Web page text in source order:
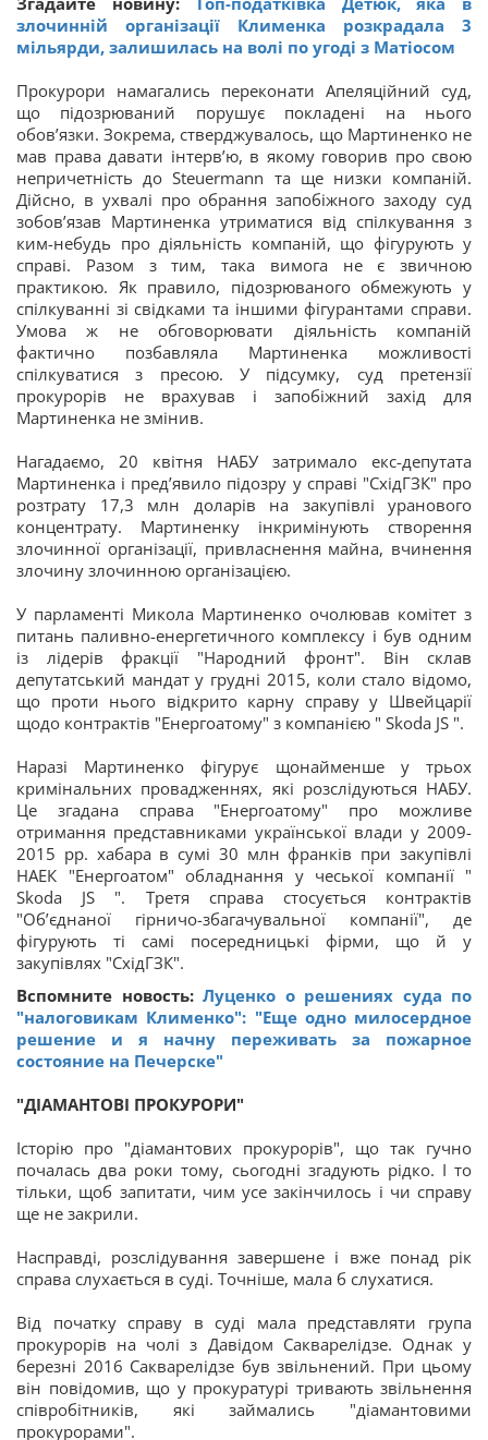
злочинній організації Клименка розкрадала 3
мільярди, залишилась на волі по угоді з Матіосом
Прокурори намагались переконати Апеляційний суд,
що підозрюваний порушує покладені на нього
обов’язки. Зокрема, стверджувалось, що Мартиненко не
мав права давати інтерв’ю, в якому говорив про свою
непричетність до Steuermann та ще низки компаній.
Дійсно, в ухвалі про обрання запобіжного заходу суд
зобов’язав Мартиненка утриматися від спілкування з
ким-небудь про діяльність компаній, що фігурують у
справі. Разом з тим, така вимога не є звичною
практикою. Як правило, підозрюваного обмежують у
спілкуванні зі свідками та іншими фігурантами справи.
Умова ж не обговорювати діяльність компаній
фактично позбавляла Мартиненка можливості
спілкуватися з пресою. У підсумку, суд претензії
прокурорів не врахував і запобіжний захід для
Мартиненка не змінив.
Нагадаємо, 20 квітня НАБУ затримало екс-депутата
Мартиненка і пред’явило підозру у справі "СхідГЗК" про
розтрату 17,3 млн доларів на закупівлі уранового
концентрату. Мартиненку інкримінують створення
злочинної організації, привласнення майна, вчинення
злочину злочинною організацією.
У парламенті Микола Мартиненко очолював комітет з
питань паливно-енергетичного комплексу і був одним
із лідерів фракції "Народний фронт". Він склав
депутатський мандат у грудні 2015, коли стало відомо,
що проти нього відкрито карну справу у Швейцарії
щодо контрактів "Енергоатому" з компанією " Skoda JS ".
Наразі Мартиненко фігурує щонайменше у трьох
кримінальних провадженнях, які розслідуються НАБУ.
Це згадана справа "Енергоатому" про можливе
отримання представниками української влади у 2009-
2015 рр. хабара в сумі 30 млн франків при закупівлі
НАЕК "Енергоатом" обладнання у чеської компанії "
Skoda JS ". Третя справа стосується контрактів
"Об’єднаної гірничо-збагачувальної компанії", де
фігурують ті самі посередницькі фірми, що й у
закупівлях "СхідГЗК".
Вспомните новость: Луценко о решениях суда по
"налоговикам Клименко": "Еще одно милосердное
решение и я начну переживать за пожарное
состояние на Печерске"
"ДІАМАНТОВІ ПРОКУРОРИ"
Історію про "діамантових прокурорів", що так гучно
почалась два роки тому, сьогодні згадують рідко. І то
тільки, щоб запитати, чим усе закінчилось і чи справу
ще не закрили.
Насправді, розслідування завершене і вже понад рік
справа слухається в суді. Точніше, мала б слухатися.
Від початку справу в суді мала представляти група
прокурорів на чолі з Давідом Сакварелідзе. Однак у
березні 2016 Сакварелідзе був звільнений. При цьому
він повідомив, що у прокуратурі тривають звільнення
співробітників, які займались "діамантовими
прокурорами".